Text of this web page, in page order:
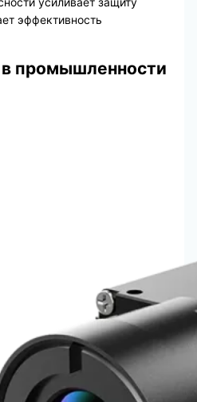
эффективность
промышленности